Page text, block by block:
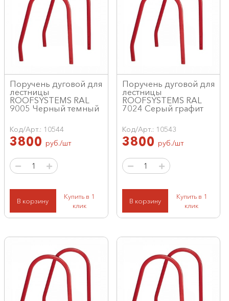
Поручень дуговой для
лестницы
ROOFSYSTEMS RAL
9005 Черный темный
Код/Арт.: 10544
3800 руб./шт
В корзину
Купить в 1
клик
Поручень дуговой для
лестницы
ROOFSYSTEMS RAL
7024 Серый графит
Код/Арт.: 10543
3800 руб./шт
В корзину
Купить в 1
клик